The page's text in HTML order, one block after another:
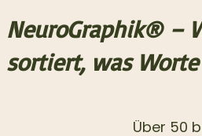
NeuroGraphik® –
sortiert, was
Über 50